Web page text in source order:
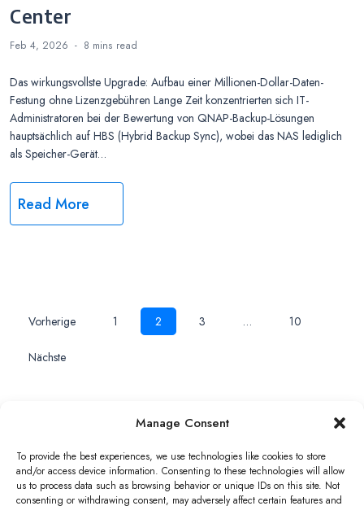
Manage Consent
To provide the best experiences, we use technologies like cookies to store
and/or access device information. Consenting to these technologies will allow
us to process data such as browsing behavior or unique IDs on this site. Not
consenting or withdrawing consent, may adversely affect certain features and
Center
Feb 4, 2026 8 mins read
Das wirkungsvollste Upgrade: Aufbau einer Millionen-Dollar-Daten-
Festung ohne Lizenzgebühren Lange Zeit konzentrierten sich IT-
Administratoren bei der Bewertung von QNAP-Backup-Lösungen
hauptsächlich auf HBS (Hybrid Backup Sync), wobei das NAS lediglich
als Speicher-Gerät…
Read More
Beitrags-
Navigation
Vorherige 1 2 3 … 10
Nächste